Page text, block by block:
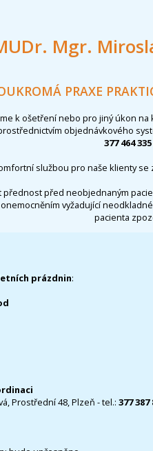
Mgr.
PRAXE
k ošetření nebo pro jiný úkon
objednávkového
377 464 335
službou pro naše klienty se
před neobjednaným
vyžadující
pacienta
prázdnin:
Prostřední 48, Plzeň - tel.: 377 387